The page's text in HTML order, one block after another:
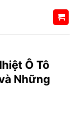
Ô Tô
Những